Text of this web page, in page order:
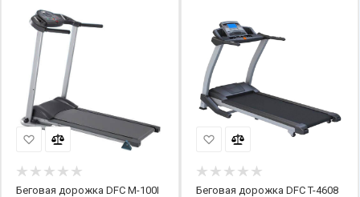
Беговая дорожка DFC M-100I
Беговая дорожка DFC T-4608